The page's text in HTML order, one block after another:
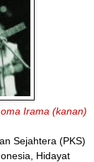
Irama (kanan)
Sejahtera (PKS)
Hidayat